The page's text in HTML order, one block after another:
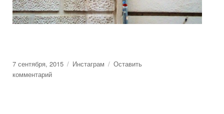
Posted
on
7 сентября, 2015 Categories
Инстаграм
Оставить
комментарий